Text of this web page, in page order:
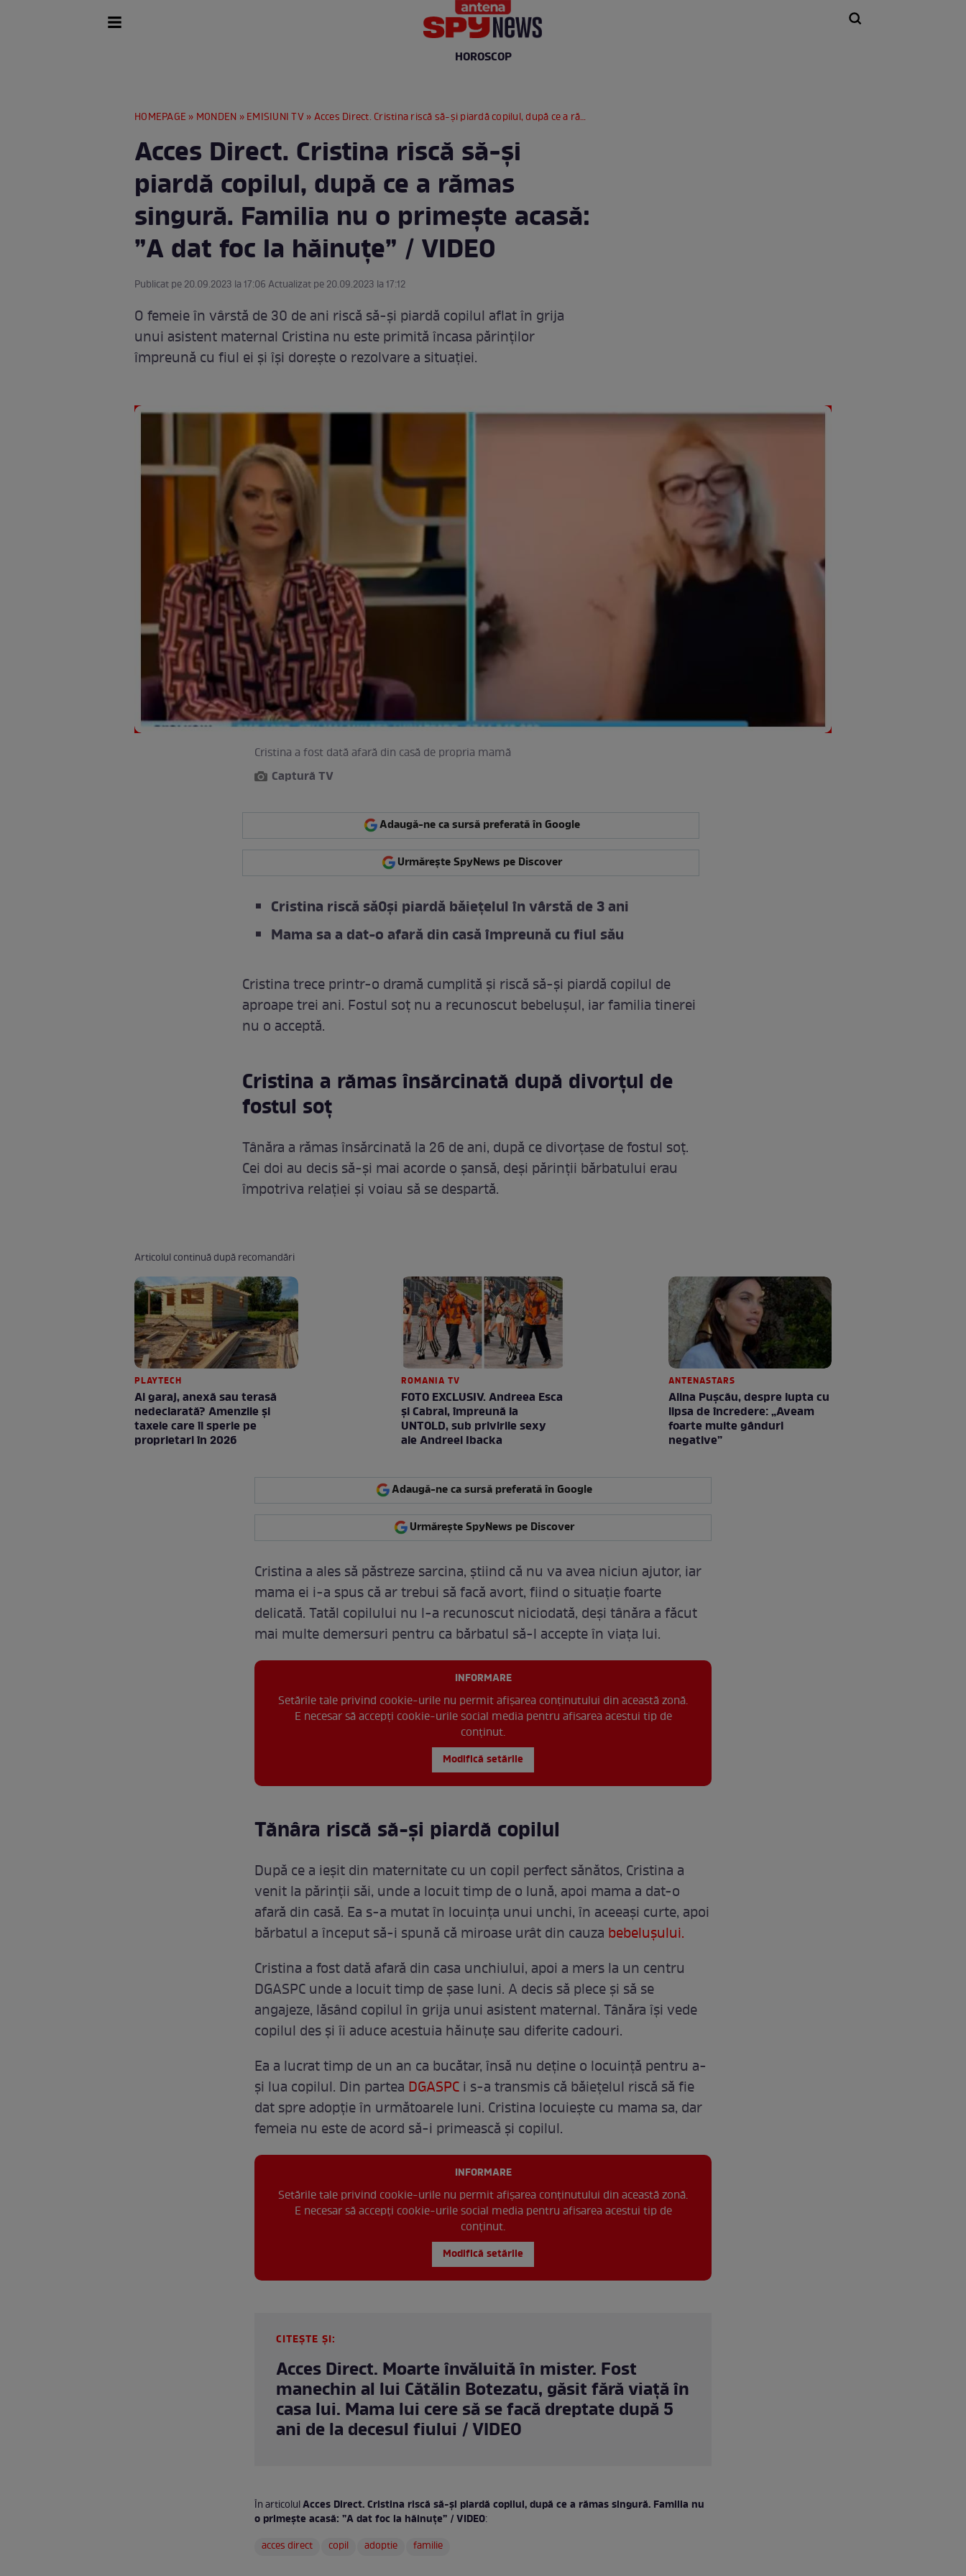
HOROSCOP
HOMEPAGE » MONDEN »EMISIUNI TV» Acces Direct. Cristina riscă să-și piardă copilul, după ce a rămas singură. Familia nu o primește acasă: ”A dat foc la hăinuțe” / VIDEO
Acces Direct. Cristina riscă să-și
piardă copilul, după ce a rămas
singură. Familia nu o primește acasă:
”A dat foc la hăinuțe” / VIDEO
Publicat pe 20.09.2023 la 17:06 Actualizat pe 20.09.2023 la 17:12
O femeie în vârstă de 30 de ani riscă să-și piardă copilul aflat în grija
unui asistent maternal Cristina nu este primită încasa părinților
împreună cu fiul ei și își dorește o rezolvare a situației.
Cristina a fost dată afară din casă de propria mamă
Captură TV
Adaugă-ne ca sursă preferată în Google
Urmărește SpyNews pe Discover
Cristina riscă să0și piardă băiețelul în vârstă de 3 ani
Mama sa a dat-o afară din casă împreună cu fiul său
Cristina trece printr-o dramă cumplită și riscă să-și piardă copilul de
aproape trei ani. Fostul soț nu a recunoscut bebelușul, iar familia tinerei
nu o acceptă.
Cristina a rămas însărcinată după divorțul de
fostul soț
Tânăra a rămas însărcinată la 26 de ani, după ce divorțase de fostul soț.
Cei doi au decis să-și mai acorde o șansă, deși părinții bărbatului erau
împotriva relației și voiau să se despartă.
Articolul continuă după recomandări
PLAYTECH
Ai garaj, anexă sau terasă
nedeclarată? Amenzile și
taxele care îi sperie pe
proprietari în 2026
ROMANIA TV
FOTO EXCLUSIV. Andreea Esca
şi Cabral, împreună la
UNTOLD, sub privirile sexy
ale Andreei Ibacka
ANTENASTARS
Alina Pușcău, despre lupta cu
lipsa de încredere: „Aveam
foarte multe gânduri
negative”
Adaugă-ne ca sursă preferată în Google
Urmărește SpyNews pe Discover
Cristina a ales să păstreze sarcina, știind că nu va avea niciun ajutor, iar
mama ei i-a spus că ar trebui să facă avort, fiind o situație foarte
delicată. Tatăl copilului nu l-a recunoscut niciodată, deși tânăra a făcut
mai multe demersuri pentru ca bărbatul să-l accepte în viața lui.
INFORMARE
Setările tale privind cookie-urile nu permit afișarea conținutului din această zonă.
E necesar să accepți cookie-urile social media pentru afisarea acestui tip de
conținut.
Modifică setările
Tănâra riscă să-și piardă copilul
După ce a ieșit din maternitate cu un copil perfect sănătos, Cristina a
venit la părinții săi, unde a locuit timp de o lună, apoi mama a dat-o
afară din casă. Ea s-a mutat în locuința unui unchi, în aceeași curte, apoi
bărbatul a început să-i spună că miroase urât din cauza bebelușului.
Cristina a fost dată afară din casa unchiului, apoi a mers la un centru
DGASPC unde a locuit timp de șase luni. A decis să plece și să se
angajeze, lăsând copilul în grija unui asistent maternal. Tânăra își vede
copilul des și îi aduce acestuia hăinuțe sau diferite cadouri.
Ea a lucrat timp de un an ca bucătar, însă nu deține o locuință pentru a-
și lua copilul. Din partea DGASPCi s-a transmis că băiețelul riscă să fie
dat spre adopție în următoarele luni. Cristina locuiește cu mama sa, dar
femeia nu este de acord să-i primească și copilul.
INFORMARE
Setările tale privind cookie-urile nu permit afișarea conținutului din această zonă.
E necesar să accepți cookie-urile social media pentru afisarea acestui tip de
conținut.
Modifică setările
CITEȘTE ȘI:
Acces Direct. Moarte învăluită în mister. Fost
manechin al lui Cătălin Botezatu, găsit fără viață în
casa lui. Mama lui cere să se facă dreptate după 5
ani de la decesul fiului / VIDEO
În articolulAcces Direct. Cristina riscă să-și piardă copilul, după ce a rămas singură. Familia nu
o primește acasă: ”A dat foc la hăinuțe” / VIDEO:
acces direct
copil adoptie familie